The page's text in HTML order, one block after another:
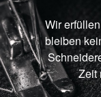
Wir
bleiben
Zeit